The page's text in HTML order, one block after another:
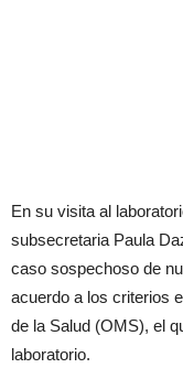
En su visita al
subsecretaria Paula
caso sospechoso de
acuerdo a los criterios
de la Salud (OMS), el
laboratorio.